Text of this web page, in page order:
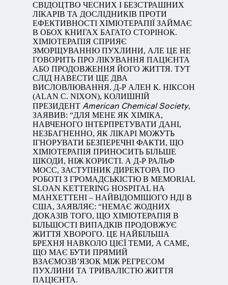
СВІДОЦТВО ЧЕСНИХ І БЕЗСТРАШНИХ
ЛІКАРІВ ТА ДОСЛІДНИКІВ ПРОТИ
ЕФЕКТИВНОСТІ ХІМІОТЕРАПІЇ ЗАЙМАЄ
В ОБОХ КНИГАХ БАГАТО СТОРІНОК.
ХІМІОТЕРАПІЯ СПРИЯЄ
ЗМОРЩУВАННЮ ПУХЛИНИ, АЛЕ ЦЕ НЕ
ГОВОРИТЬ ПРО ЛІКУВАННЯ ПАЦІЄНТА
АБО ПРОДОВЖЕННЯ ЙОГО ЖИТТЯ. ТУТ
СЛІД НАВЕСТИ ЩЕ ДВА
ВИСЛОВЛЮВАННЯ. Д-Р АЛЕН К. НІКСОН
(ALAN С. NIXON), КОЛИШНІЙ
ПРЕЗИДЕНТ American Chemical Society,
ЗАЯВИВ: “ДЛЯ МЕНЕ ЯК ХІМІКА,
НАВЧЕНОГО ІНТЕРПРЕТУВАТИ ДАНІ,
НЕЗБАГНЕННО, ЯК ЛІКАРІ МОЖУТЬ
ІГНОРУВАТИ БЕЗПЕРЕЧНІ ФАКТИ, ЩО
ХІМІОТЕРАПІЯ ПРИНОСИТЬ БІЛЬШЕ
ШКОДИ, НІЖ КОРИСТІ. А Д-Р РАЛЬФ
МОСС, ЗАСТУПНИК ДИРЕКТОРА ПО
РОБОТІ З ГРОМАДСЬКІСТЮ В MEMORIAL
SLOAN KETTERING HOSPITAL НА
МАНХЕТТЕНІ – НАЙВІДОМІШОГО НДІ В
США, ЗАЯВЛЯЄ: “НЕМАЄ ЖОДНИХ
ДОКАЗІВ ТОГО, ЩО ХІМІОТЕРАПІЯ В
БІЛЬШОСТІ ВИПАДКІВ ПРОДОВЖУЄ
ЖИТТЯ ХВОРОГО. ЦЕ НАЙБІЛЬША
БРЕХНЯ НАВКОЛО ЦІЄЇ ТЕМИ, А САМЕ,
ЩО МАЄ БУТИ ПРЯМИЙ
ВЗАЄМОЗВ’ЯЗОК МІЖ РЕГРЕСОМ
ПУХЛИНИ ТА ТРИВАЛІСТЮ ЖИТТЯ
ПАЦІЄНТА.